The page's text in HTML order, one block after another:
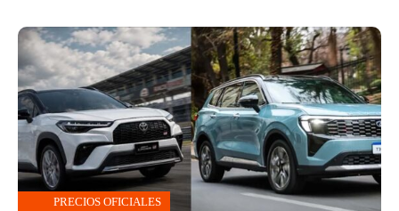
PRECIOS OFICIALES